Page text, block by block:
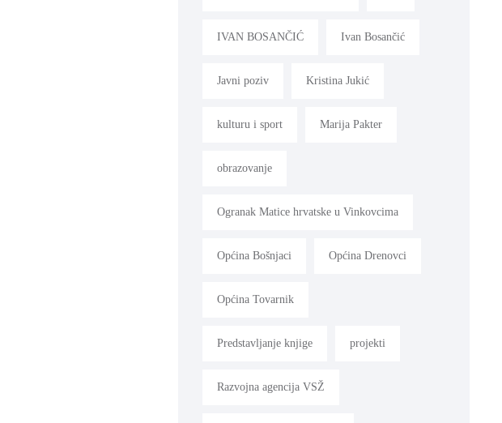
IVAN BOSANČIĆ Ivan Bosančić
Javni poziv Kristina Jukić
kulturu i sport Marija Pakter
obrazovanje
Ogranak Matice hrvatske u Vinkovcima
Općina Bošnjaci Općina Drenovci
Općina Tovarnik
Predstavljanje knjige projekti
Razvojna agencija VSŽ